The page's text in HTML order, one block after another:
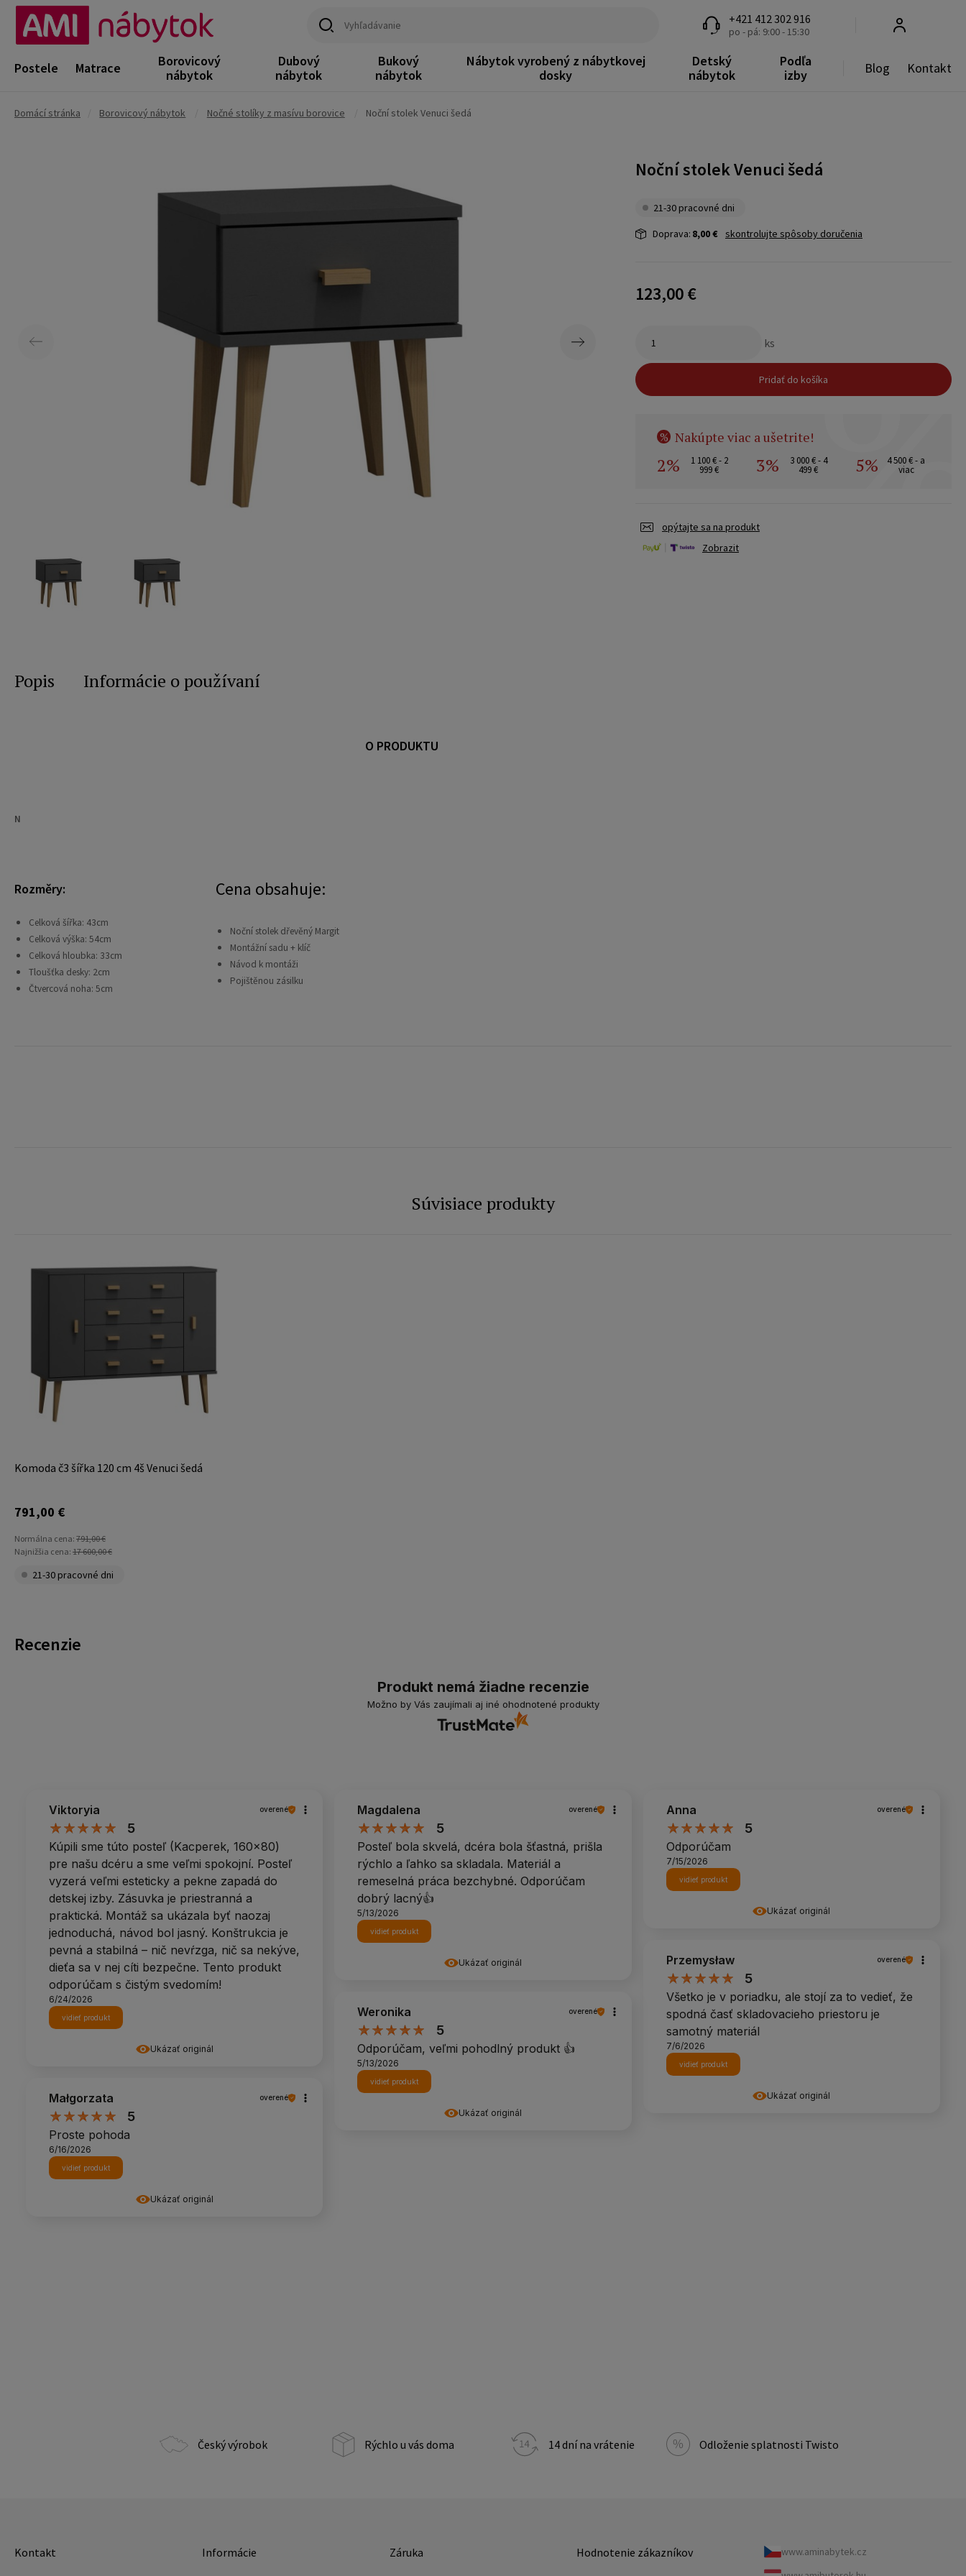
+421 412 302 916
po - pá: 9:00 - 15:30
Postele Matrace
Borovicový
nábytok
Dubový
nábytok
Bukový
nábytok
Nábytok vyrobený z nábytkovej
dosky
Detský
nábytok
Podľa
izby
Blog Kontakt
Domácí stránka Borovicový nábytok Nočné stolíky z masívu borovice Noční stolek Venuci šedá
Noční stolek Venuci šedá
21-30 pracovné dni
Doprava: 8,00 € skontrolujte spôsoby doručenia
123,00 €
ks
Pridať do košíka
% Nakúpte viac a ušetrite!
2% 1 100 € - 2
999 € 3% 3 000 € - 4
499 € 5% 4 500 € - a
viac
opýtajte sa na produkt
Zobrazit
Popis Informácie o používaní
O PRODUKTU
N
Rozměry: Cena obsahuje:
Celková šířka: 43cm
Celková výška: 54cm
Celková hloubka: 33cm
Tloušťka desky: 2cm
Čtvercová noha: 5cm
Noční stolek dřevěný Margit
Montážní sadu + klíč
Návod k montáži
Pojištěnou zásilku
Recenzie
Produkt nemá žiadne recenzie
Možno by Vás zaujímali aj iné ohodnotené produkty
Ukázať originál
Viktoryia overené
5
Kúpili sme túto posteľ (Kacperek, 160x80)
pre našu dcéru a sme veľmi spokojní. Posteľ
vyzerá veľmi esteticky a pekne zapadá do
detskej izby. Zásuvka je priestranná a
praktická. Montáž sa ukázala byť naozaj
jednoduchá, návod bol jasný. Konštrukcia je
pevná a stabilná – nič nevŕzga, nič sa nekýve,
dieťa sa v nej cíti bezpečne. Tento produkt
odporúčam s čistým svedomím!
6/24/2026
vidieť produkt
Ukázať originál
Magdalena overené
5
Posteľ bola skvelá, dcéra bola šťastná, prišla
rýchlo a ľahko sa skladala. Materiál a
remeselná práca bezchybné. Odporúčam
dobrý lacný👍️
5/13/2026
vidieť produkt
Ukázať originál
Anna overené
5
Odporúčam
7/15/2026
vidieť produkt
Ukázať originál
Przemysław overené
5
Všetko je v poriadku, ale stojí za to vedieť, že
spodná časť skladovacieho priestoru je
samotný materiál
7/6/2026
vidieť produkt
Ukázať originál
Weronika overené
5
Odporúčam, veľmi pohodlný produkt 👍️
5/13/2026
vidieť produkt
Ukázať originál
Małgorzata overené
5
Proste pohoda
6/16/2026
vidieť produkt
Súvisiace produkty
Komoda č3 šířka 120 cm 4š Venuci šedá
791,00 €
Normálna cena: 791,00 €
Najnižšia cena: 17 600,00 €
21-30 pracovné dni
Český výrobok Rýchlo u vás doma 14 dní na vrátenie Odloženie splatnosti Twisto
Kontakt Informácie Záruka Hodnotenie zákazníkov
www.aminabytek.cz